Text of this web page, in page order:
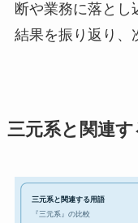
断や業務に落とし
結果を振り返り、
三元系と関連
三元系と関連する用語
『三元系』の比較